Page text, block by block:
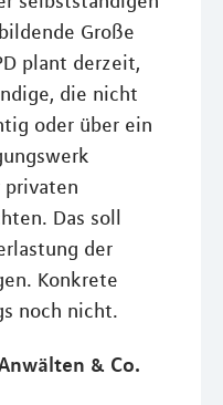
Große
plant derzeit,
die nicht
oder über ein
privaten
Das soll
der
Konkrete
noch nicht.
& Co.